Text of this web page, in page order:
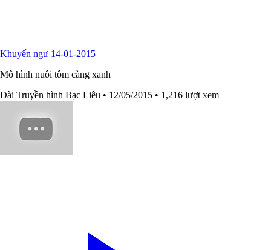
Khuyến ngư 14-01-2015
Mô hình nuôi tôm càng xanh
Đài Truyền hình Bạc Liêu • 12/05/2015 • 1,216 lượt xem